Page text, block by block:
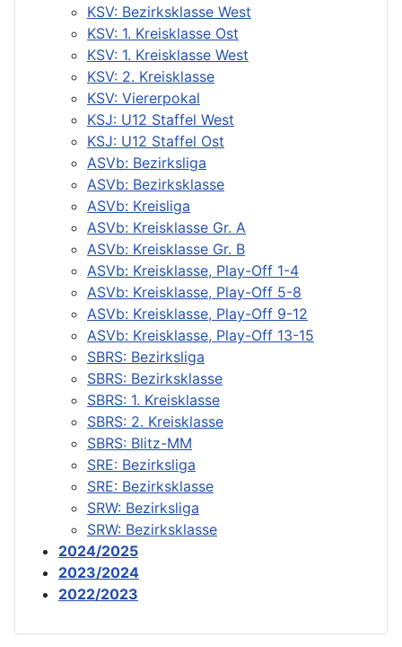
KSV: Bezirksklasse West
KSV: 1. Kreisklasse Ost
KSV: 1. Kreisklasse West
KSV: 2. Kreisklasse
KSV: Viererpokal
KSJ: U12 Staffel West
KSJ: U12 Staffel Ost
ASVb: Bezirksliga
ASVb: Bezirksklasse
ASVb: Kreisliga
ASVb: Kreisklasse Gr. A
ASVb: Kreisklasse Gr. B
ASVb: Kreisklasse, Play-Off 1-4
ASVb: Kreisklasse, Play-Off 5-8
ASVb: Kreisklasse, Play-Off 9-12
ASVb: Kreisklasse, Play-Off 13-15
SBRS: Bezirksliga
SBRS: Bezirksklasse
SBRS: 1. Kreisklasse
SBRS: 2. Kreisklasse
SBRS: Blitz-MM
SRE: Bezirksliga
SRE: Bezirksklasse
SRW: Bezirksliga
SRW: Bezirksklasse
2024/2025
2023/2024
2022/2023